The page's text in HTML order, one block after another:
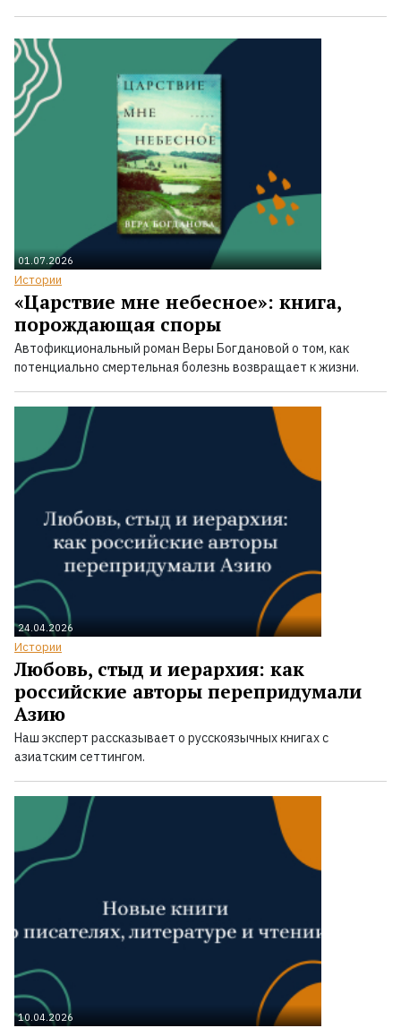
01.07.2026
Истории
«Царствие мне небесное»: книга,
порождающая споры
Автофикциональный роман Веры Богдановой о том, как
потенциально смертельная болезнь возвращает к жизни.
24.04.2026
Истории
Любовь, стыд и иерархия: как
российские авторы перепридумали
Азию
Наш эксперт рассказывает о русскоязычных книгах с
азиатским сеттингом.
10.04.2026